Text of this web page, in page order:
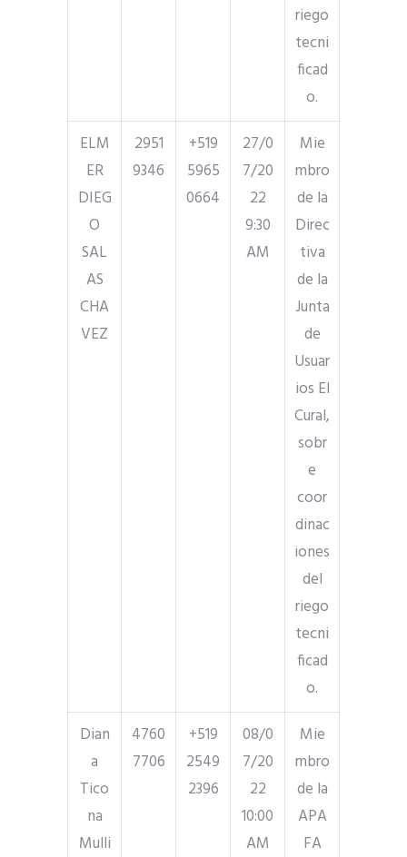
riego
tecni
ficad
o.
ELM
ER
DIEG
O
SAL
AS
CHA
VEZ
2951
9346
+519
5965
0664
27/0
7/20
22
9:30
AM
Mie
mbro
de la
Direc
tiva
de la
Junta
de
Usuar
ios El
Cural,
sobr
e
coor
dinac
iones
del
riego
tecni
ficad
o.
Dian
a
Tico
na
Mulli
4760
7706
+519
2549
2396
08/0
7/20
22
10:00
AM
Mie
mbro
de la
APA
FA